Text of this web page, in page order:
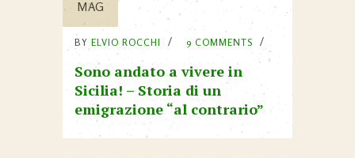
MAG
BY ELVIO ROCCHI 9 COMMENTS
Sono andato a vivere in
Sicilia! – Storia di un
emigrazione “al contrario”